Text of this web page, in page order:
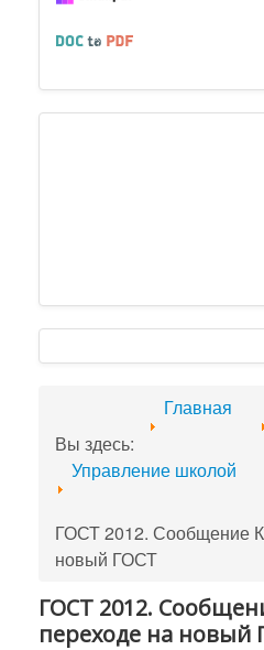
Вы здесь:
Главная
Управление школой
ГОСТ 2012. Сообщение
новый ГОСТ
ГОСТ 2012.
переходе на новый